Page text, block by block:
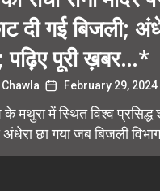
दी गई बिजली;
पढ़िए पूरी ख़बर…*
Chawla February 29, 2024
मथुरा में स्थित विश्व प्रसिद्ध
छा गया जब बिजली